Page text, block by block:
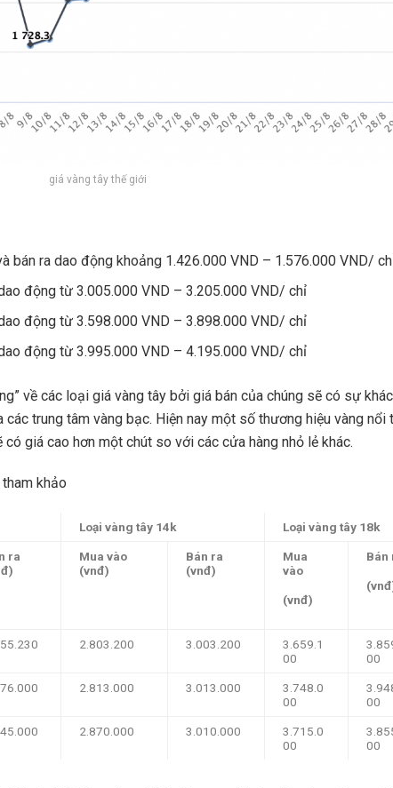
giá vàng tây thế giới
bán ra dao động khoảng 1.426.000 VND – 1.576.000 VND/
động từ 3.005.000 VND – 3.205.000 VND/ chỉ
động từ 3.598.000 VND – 3.898.000 VND/ chỉ
động từ 3.995.000 VND – 4.195.000 VND/ chỉ
về các loại giá vàng tây bởi giá bán của chúng sẽ có sự
trung tâm vàng bạc. Hiện nay một số thương hiệu vàng nổi
giá cao hơn một chút so với các cửa hàng nhỏ lẻ khác.
khảo
Loại vàng tây 14k Loại vàng tây 18k
ra
Mua vào
(vnđ)
Bán ra
(vnđ)
Mua
vào
(vnđ)
Bán
2.803.200 3.003.200
3.659.1
00
00
2.813.000 3.013.000
3.748.0
00
00
2.870.000 3.010.000
3.715.0
00
00